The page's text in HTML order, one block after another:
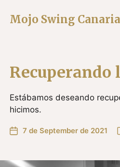
Mojo Swing
Recuperando
Estábamos deseando
hicimos.
7 de September de 2021